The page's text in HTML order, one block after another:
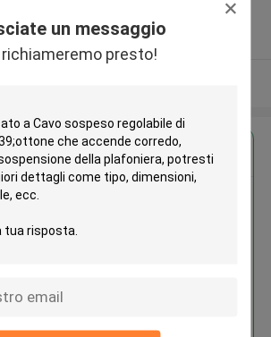
un messaggio
presto!
verificato
il miglior prezzo per
Cavo sospeso regolabile di
altezza d'ottone che accende